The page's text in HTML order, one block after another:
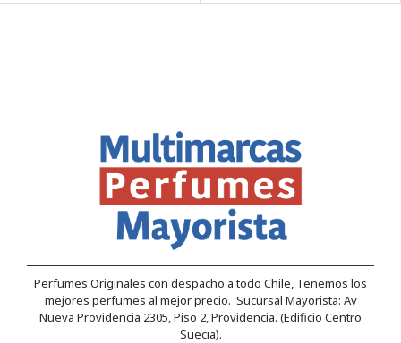
Perfumes Originales con despacho a todo Chile, Tenemos los
mejores perfumes al mejor precio. Sucursal Mayorista: Av
Nueva Providencia 2305, Piso 2, Providencia. (Edificio Centro
Suecia).